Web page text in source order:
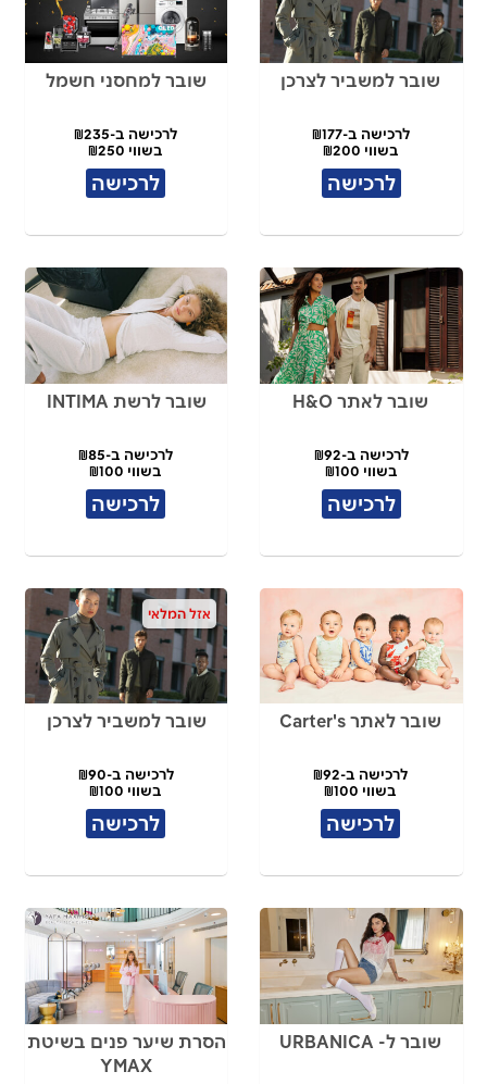
שובר למשביר לצרכן
לרכישה ב-₪177
בשווי ₪200
לרכישה
שובר למחסני חשמל
לרכישה ב-₪235
בשווי ₪250
לרכישה
שובר לאתר H&O
לרכישה ב-₪92
בשווי ₪100
לרכישה
שובר לרשת INTIMA
לרכישה ב-₪85
בשווי ₪100
לרכישה
שובר לאתר Carter's
לרכישה ב-₪92
בשווי ₪100
לרכישה
שובר למשביר לצרכן
לרכישה ב-₪90
בשווי ₪100
לרכישה
אזל המלאי
שובר ל- URBANICA
הסרת שיער פנים בשיטת
YMAX